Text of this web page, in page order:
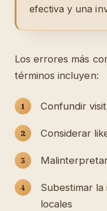
efectiva y una
Los errores más
términos incluyen:
Confundir
Considerar
Subestimar la
locales